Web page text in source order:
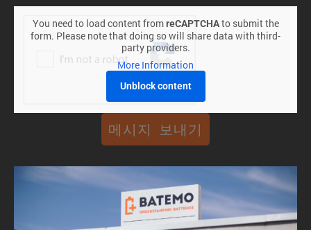
You need to load content fromreCAPTCHAto submit the
form. Please note that doing so will share data with third-
party providers.
More Information
Unblock content
메시지 보내기